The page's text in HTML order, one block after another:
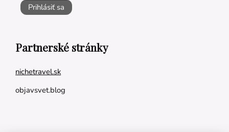
Prihlásiť sa
Partnerské stránky
nichetravel.sk
objavsvet.blog